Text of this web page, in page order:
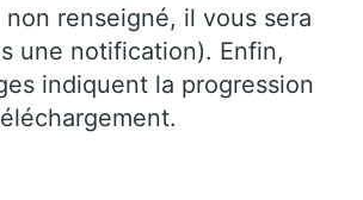
renseigné, il vous sera
une notification). Enfin,
indiquent la progression